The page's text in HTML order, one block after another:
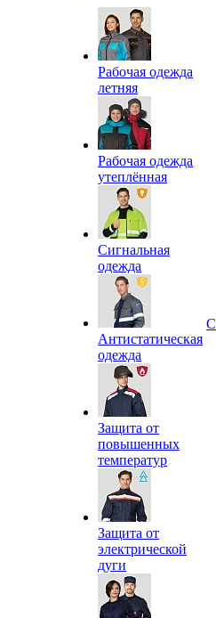
Рабочая одежда
летняя
Рабочая одежда
утеплённая
Сигнальная
одежда
Антистатическая
одежда
Защита от
повышенных
температур
Защита от
электрической
дуги